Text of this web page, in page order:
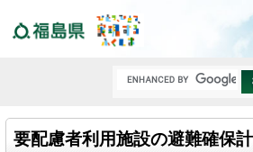
要配慮者利用施設の避難確保